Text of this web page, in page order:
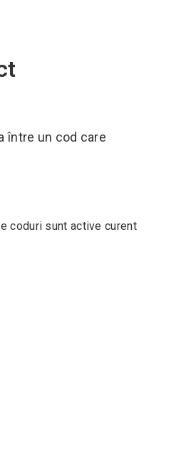
între un cod care
coduri sunt active curent